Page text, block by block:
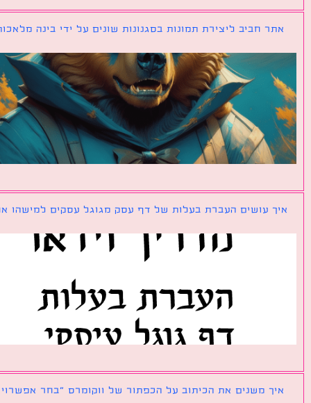
חביב ליצירת תמונות בסגנונות שונים על ידי בינה מלאכותית
עושים העברת בעלות של דף עסק מגוגל עסקים למישהו אחר?
משנים את הכיתוב על הכפתור של ווקומרס ״בחר אפשרויות״